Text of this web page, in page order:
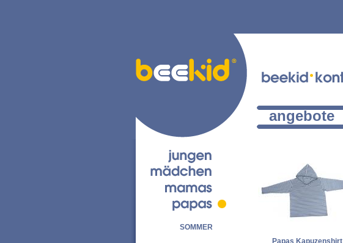
SOMMER
angebote
Papas Kapuzenshirt